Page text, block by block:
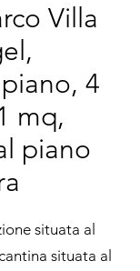
Villa
4
mq,
piano
situata al
situata al